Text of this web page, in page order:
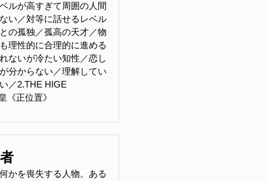
ルが高すぎて周囲の人間
い／対等に話せるレベル
の孤独／孤高の天才／物
理性的に合理的に進める
ないが冷たい知性／恋し
分からない／理解してい
／2.THE HIGE
《正位置》
かを喪失する人物。ある